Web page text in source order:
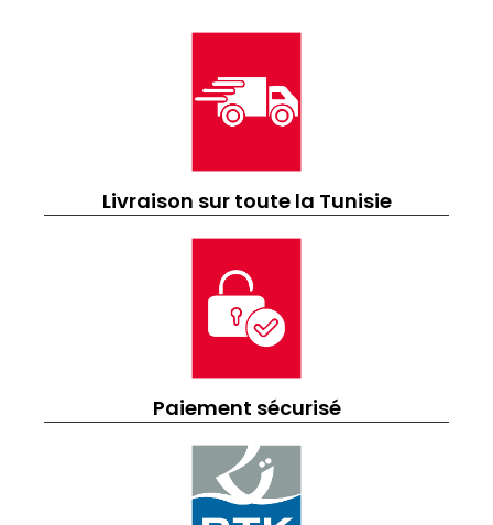
Livraison sur toute la Tunisie
Paiement sécurisé